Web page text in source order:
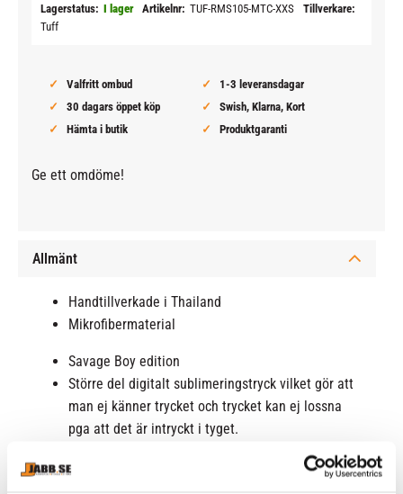
Lagerstatus I lager Artikelnr TUF-RMS105-MTC-XXS
Tillverkare
Tuff
Valfritt ombud
1-3 leveransdagar
30 dagars öppet köp
Swish, Klarna, Kort
Hämta i butik
Produktgaranti
Ge ett omdöme!
Allmänt
Handtillverkade i Thailand
Mikrofibermaterial
Savage Boy edition
Större del digitalt sublimeringstryck vilket gör att
man ej känner trycket och trycket kan ej lossna
pga att det är intryckt i tyget.
Torkar snabbt